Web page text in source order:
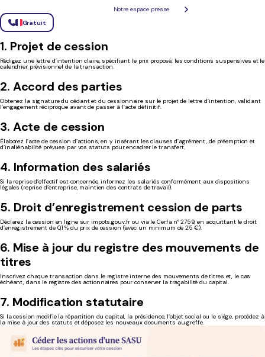
Notre espace presse
Gratuit
Après avoir identifié les contextes de cession, détaillons désormais chaque étape et formalité
indispensables pour sécuriser votre opération.
1. Projet de cession
Rédigez une lettre d’intention claire, spécifiant le prix proposé, les conditions suspensives et le
calendrier prévisionnel de la transaction.
2. Accord des parties
Obtenez la signature du cédant et du cessionnaire sur le projet de lettre d’intention, validant
l’engagement réciproque avant de passer à l’acte définitif.
3. Acte de cession
Élaborez l’acte de cession d’actions, en y insérant les clauses d’agrément, de préemption et
d’inaliénabilité prévues par vos statuts pour encadrer le transfert.
4. Information des salariés
Si la reprise d’effectif est concernée, informez les salariés conformément aux dispositions
légales (reprise d’entreprise, maintien des contrats de travail).
5. Droit d’enregistrement cession de parts
Déclarez la cession en ligne sur impots.gouv.fr ou via le Cerfa n° 2759, en acquittant le droit
d’enregistrement de 0,1 % du prix de cession (avec un minimum de 25 €).
6. Mise à jour du registre des mouvements de
titres
Inscrivez chaque transaction dans le registre interne des mouvements de titres et, le cas
échéant, dans le registre des actionnaires pour conserver la traçabilité du capital.
7. Modification statutaire
Si la cession modifie la répartition du capital, la présidence, l’objet social ou le siège, procédez à
la mise à jour des statuts et déposez les nouveaux documents au greffe.